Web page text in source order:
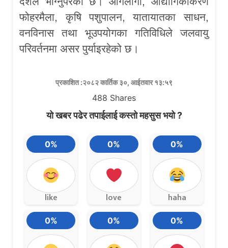
फोहरमैला, कृषि पशुपालन, यातायातका साधन,
वनविनास तथा भूउपयोगका गतिविधिले जलवायु
परिवर्तनमा असर पुर्याइरहेको छ।
प्रकाशित :२०८२ कार्तिक ३०, आईतवार १३:५९
488 Shares
यो खबर पढेर तपाईलाई कस्तो महसुस भयो ?
0%
like
0%
love
0%
haha
0% 0% 0%